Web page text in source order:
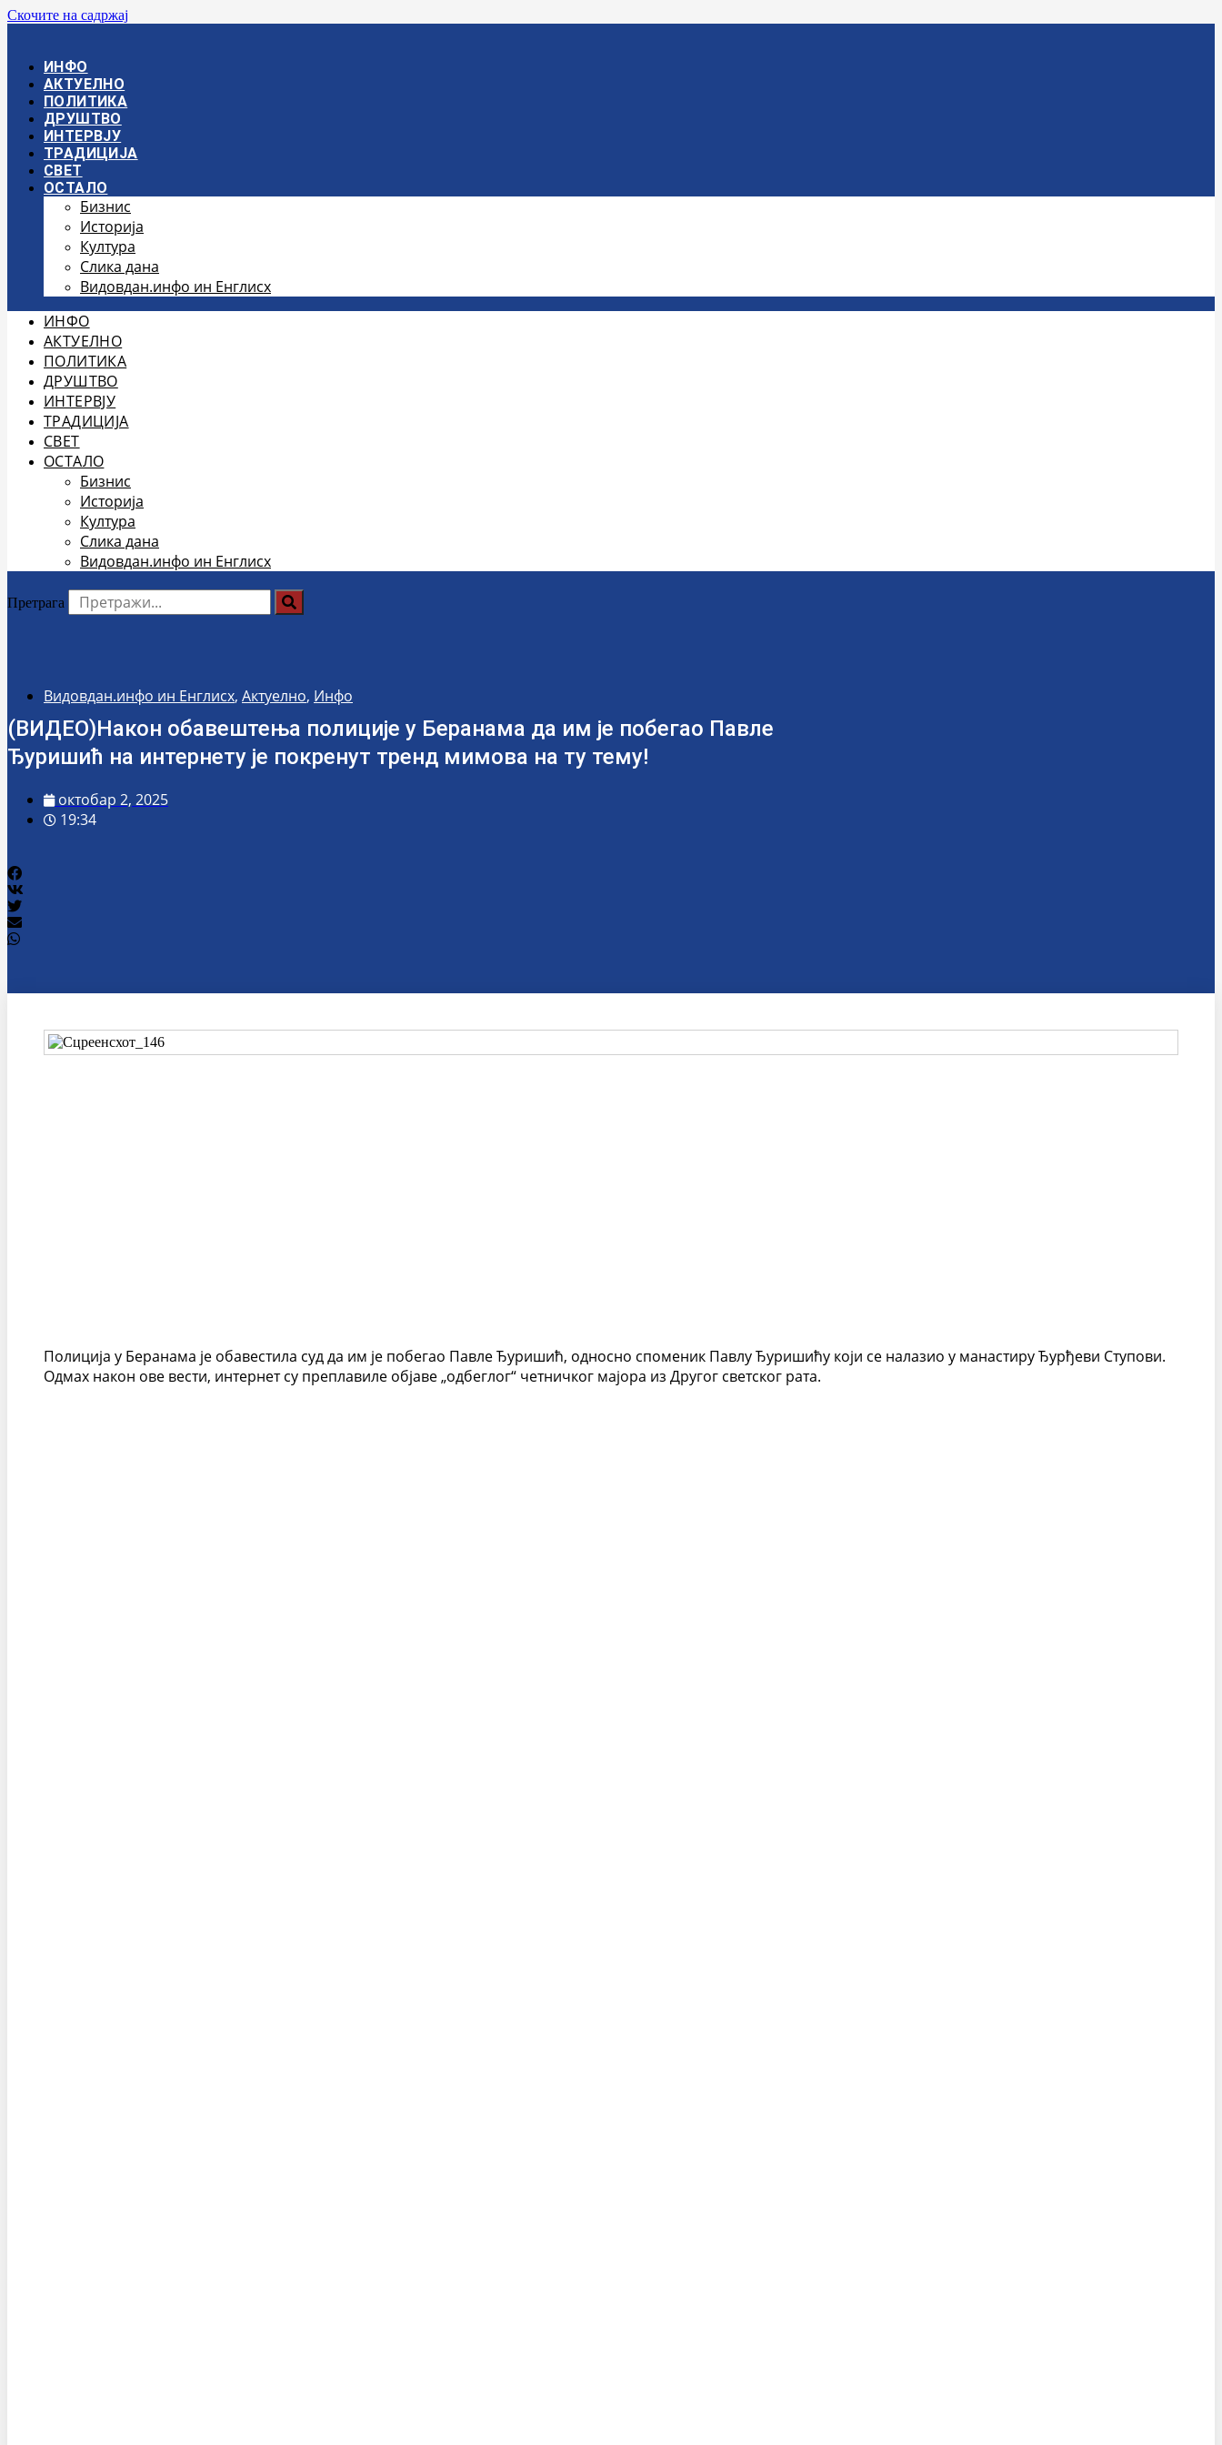
Скочите на садржај
ИНФО
АКТУЕЛНО
ПОЛИТИКА
ДРУШТВО
ИНТЕРВЈУ
ТРАДИЦИЈА
СВЕТ
ОСТАЛО
Бизнис
Историја
Култура
Слика дана
Видовдан.инфо ин Енглисх
ИНФО
АКТУЕЛНО
ПОЛИТИКА
ДРУШТВО
ИНТЕРВЈУ
ТРАДИЦИЈА
СВЕТ
ОСТАЛО
Бизнис
Историја
Култура
Слика дана
Видовдан.инфо ин Енглисх
Претрага
Видовдан.инфо ин Енглисх, Актуелно, Инфо
(ВИДЕО)Након обавештења полиције у Беранама да им је побегао Павле
Ђуришић на интернету је покренут тренд мимова на ту тему!
октобар 2, 2025
19:34
Полиција у Беранама је обавестила суд да им је побегао Павле Ђуришић, односно споменик Павлу Ђуришићу који се налазио у манастиру Ђурђеви Ступови.
Одмах након ове вести, интернет су преплавиле објаве „одбеглог“ четничког мајора из Другог светског рата.